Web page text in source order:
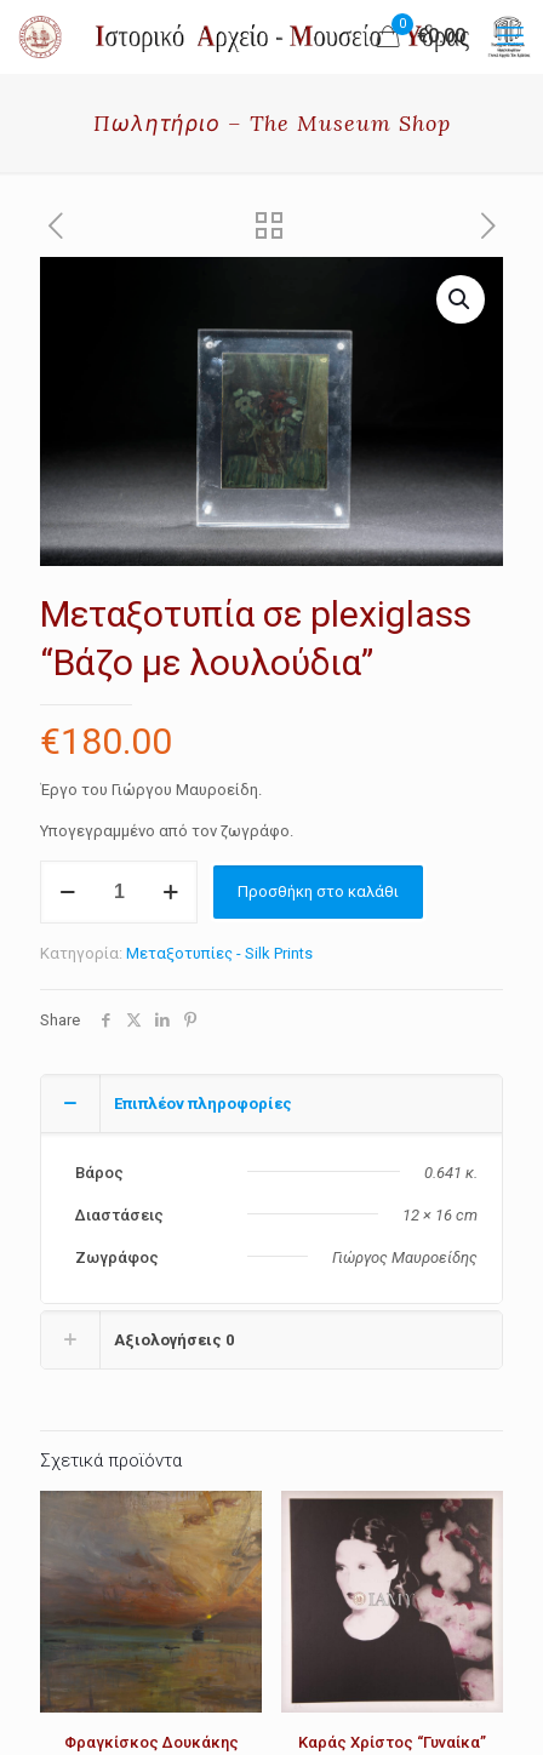
0
€0.00
Πωλητήριο – The Museum Shop
Μεταξοτυπία σε plexiglass
“Βάζο με λουλούδια”
€180.00
Έργο του Γιώργου Μαυροείδη.
Υπογεγραμμένο από τον ζωγράφο.
με
Προσθήκη στο καλάθι
Κατηγορία: Μεταξοτυπίες - Silk Prints
Share
Επιπλέον πληροφορίες
Βάρος 0.641 κ.
Διαστάσεις 12 × 16 cm
Ζωγράφος Γιώργος Μαυροείδης
Αξιολογήσεις 0
Σχετικά προϊόντα
Φραγκίσκος Δουκάκης Καράς Χρίστος “Γυναίκα”